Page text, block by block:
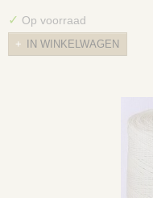
✓ Op voorraad
IN WINKELWAGEN